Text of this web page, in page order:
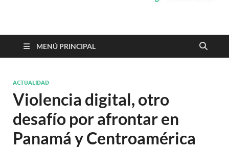
Mireya Rodriguez
MENÚ PRINCIPAL
ACTUALIDAD
Violencia digital, otro
desafío por afrontar en
Panamá y Centroamérica